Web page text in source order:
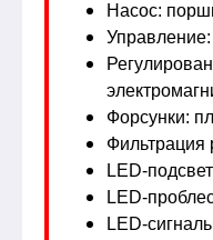
Насос:
Форсунки:
Фильтрация
LED-
LED-
LED-